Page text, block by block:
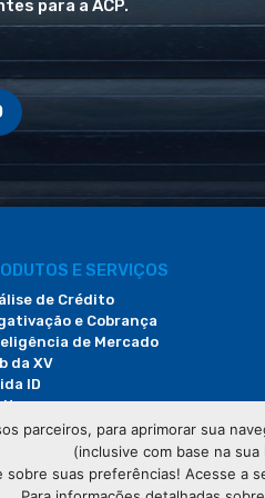
para a ACP.
E SERVIÇOS
de Crédito
e Cobrança
de Mercado
da XV
ID
de Espaços
parceiros, para aprimorar sua
(inclusive com base na
suas preferências! Acesse a